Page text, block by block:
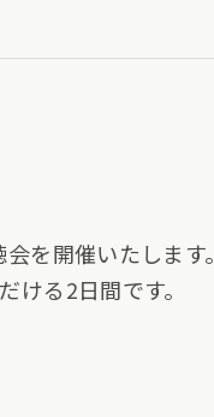
を開催いたします。
る2日間です。